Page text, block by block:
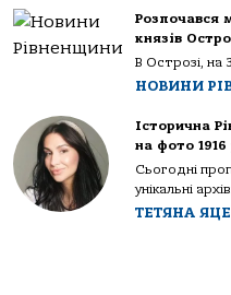
Розпочався
князів
В Острозі, на
НОВИНИ
Історична
на фото 1916
Сьогодні
унікальні
ТЕТЯНА